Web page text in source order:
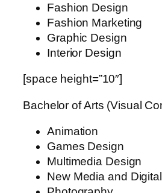
Fashion Design
Fashion Marketing
Graphic Design
Interior Design
[space height=”10″]
Bachelor of Arts (Visual
Animation
Games Design
Multimedia Design
New Media and